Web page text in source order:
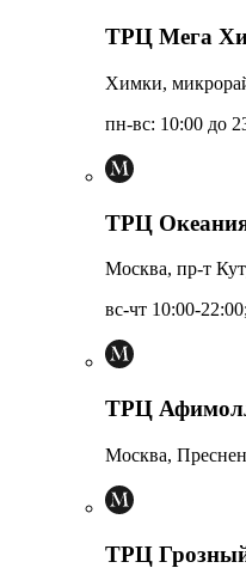
ТРЦ Мега
Химки,
пн-вс: 10:00 до
ТРЦ
Москва, пр-т
вс-чт 10:00-
ТРЦ
Москва,
ТРЦ